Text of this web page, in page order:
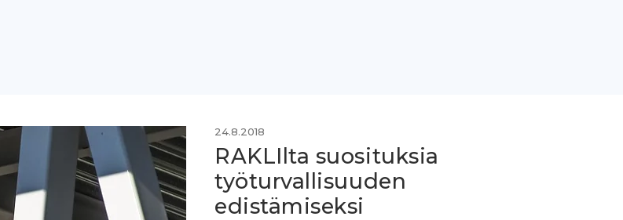
24.8.2018
RAKLIlta suosituksia
työturvallisuuden
edistämiseksi